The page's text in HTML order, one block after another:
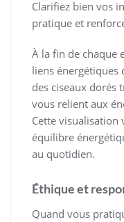
Clarifiez bien vos
pratique et
À la fin de chaque
liens énergétiques
des ciseaux dorés
vous relient aux
Cette
équilibre
au quotidien.
Éthique et
Quand vous